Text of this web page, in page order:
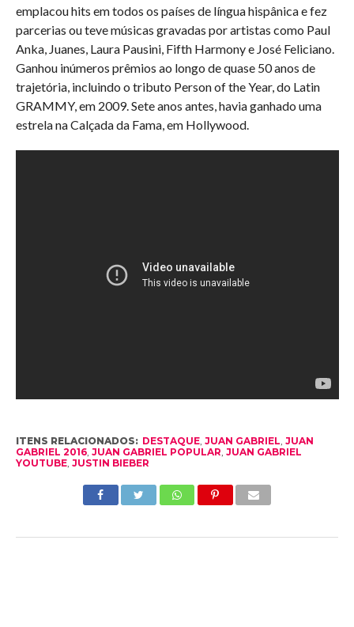
emplacou hits em todos os países de língua hispânica e fez
parcerias ou teve músicas gravadas por artistas como Paul
Anka, Juanes, Laura Pausini, Fifth Harmony e José Feliciano.
Ganhou inúmeros prêmios ao longo de quase 50 anos de
trajetória, incluindo o tributo Person of the Year, do Latin
GRAMMY, em 2009. Sete anos antes, havia ganhado uma
estrela na Calçada da Fama, em Hollywood.
ITENS RELACIONADOS: DESTAQUE, JUAN GABRIEL JUAN
GABRIEL 2016, JUAN GABRIEL POPULAR JUAN GABRIEL
YOUTUBE, JUSTIN BIEBER